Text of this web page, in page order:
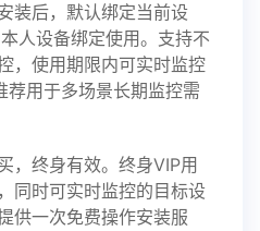
装后，默认绑定当前设
人设备绑定使用。支持不
，使用期限内可实时监控
荐用于多场景长期监控需
，终身有效。终身VIP用
同时可实时监控的目标设
供一次免费操作安装服